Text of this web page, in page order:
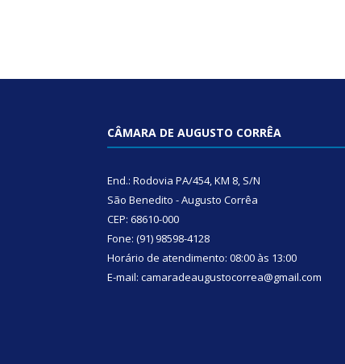
CÂMARA DE AUGUSTO CORRÊA
End.: Rodovia PA/454, KM 8, S/N
São Benedito - Augusto Corrêa
CEP: 68610-000
Fone: (91) 98598-4128
Horário de atendimento: 08:00 às 13:00
E-mail: camaradeaugustocorrea@gmail.com